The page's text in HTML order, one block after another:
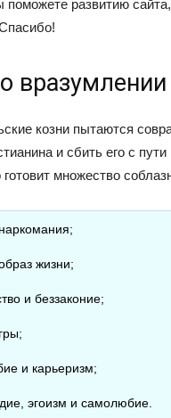
развитию
вразумлении
козни пытаются
и сбить его с пути
множество
жизни;
и беззаконие;
и карьеризм;
эгоизм и самолюбие.